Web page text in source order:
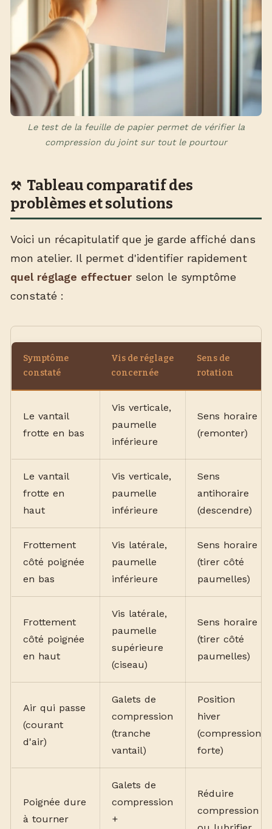
Le test de la feuille de papier permet de vérifier la
compression du joint sur tout le pourtour
Tableau comparatif des
problèmes et solutions
Voici un récapitulatif que je garde affiché dans
mon atelier. Il permet d'identifier rapidement
quel réglage effectuer selon le symptôme
constaté :
Symptôme
constaté
Vis de réglage
concernée
Sens de
rotation
Le vantail
frotte en bas
Vis verticale,
paumelle
inférieure
Sens horaire
(remonter)
Le vantail
frotte en
haut
Vis verticale,
paumelle
inférieure
Sens
antihoraire
(descendre)
Frottement
côté poignée
en bas
Vis latérale,
paumelle
inférieure
Sens horaire
(tirer côté
paumelles)
Frottement
côté poignée
en haut
Vis latérale,
paumelle
supérieure
(ciseau)
Sens horaire
(tirer côté
paumelles)
Air qui passe
(courant
d'air)
Galets de
compression
(tranche
vantail)
Position
hiver
(compression
forte)
Poignée dure
à tourner
Galets de
compression
+
Réduire
compression